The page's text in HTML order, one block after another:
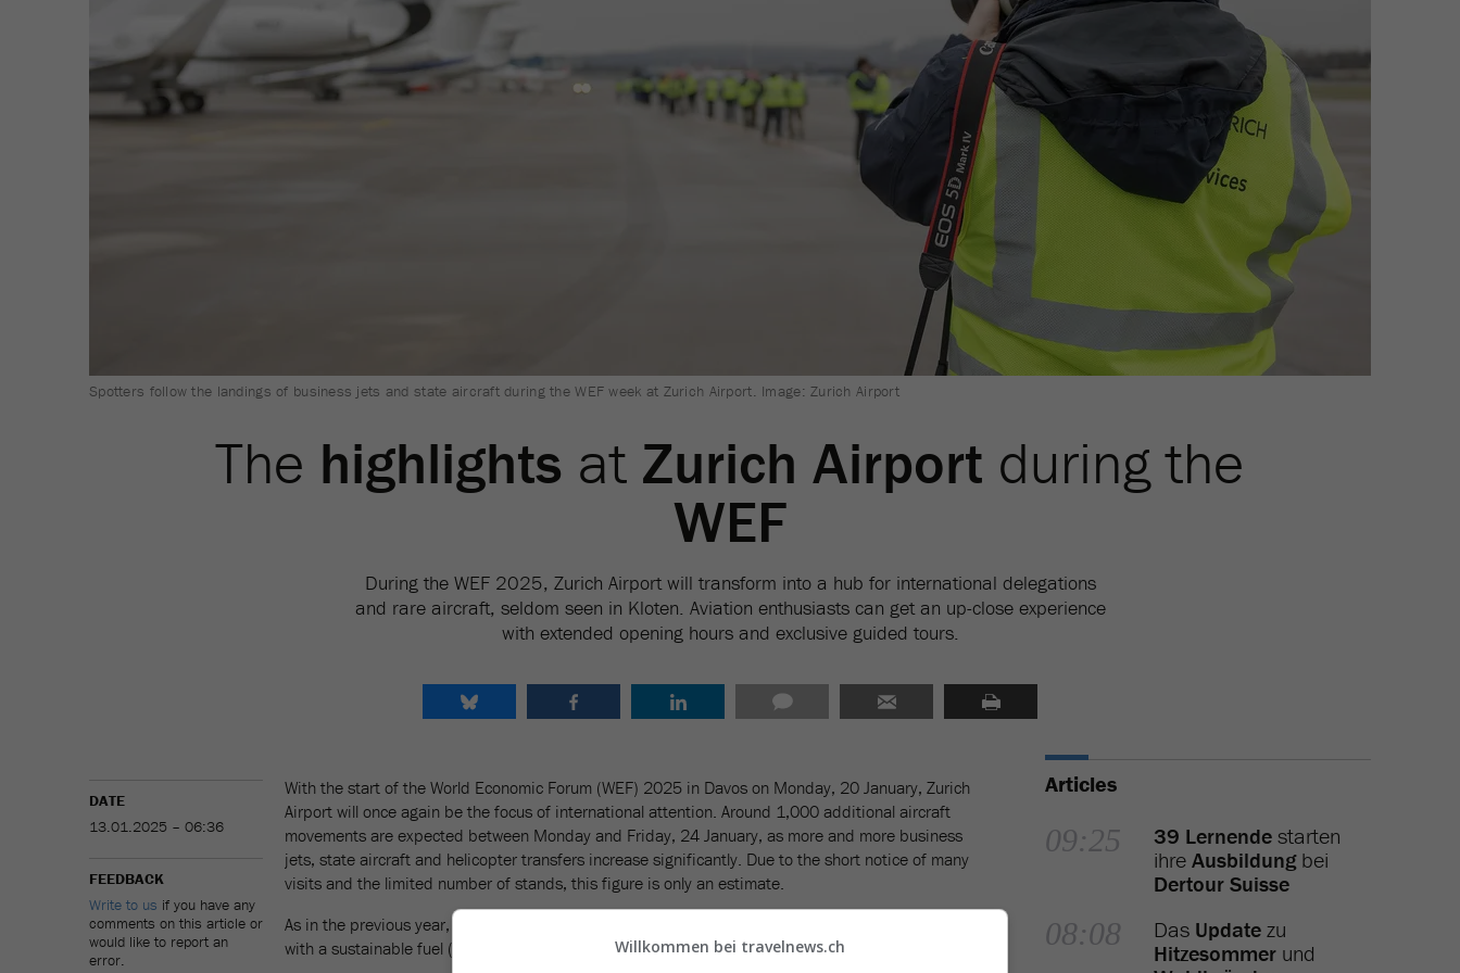
Spotters follow the landings of business jets and state aircraft during the WEF week at Zurich Airport. Image: Zurich Airport
The highlights at Zurich Airport during the
WEF
During the WEF 2025, Zurich Airport will transform into a hub for international delegations
and rare aircraft, seldom seen in Kloten. Aviation enthusiasts can get an up-close experience
with extended opening hours and exclusive guided tours.
DATE
13.01.2025 – 06:36
FEEDBACK
Write to us if you have any
comments on this article or
would like to report an
error.
With the start of the World Economic Forum (WEF) 2025 in Davos on Monday, 20 January, Zurich
Airport will once again be the focus of international attention. Around 1,000 additional aircraft
movements are expected between Monday and Friday, 24 January, as more and more business
jets, state aircraft and helicopter transfers increase significantly. Due to the short notice of many
visits and the limited number of stands, this figure is only an estimate.
As in the previous year, Jet Aviation is offering WEF guests the opportunity to refuel their aircraft
with a sustainable fuel (SAF), according to a press release from the airport.
Articles
09:25 39 Lernende starten
ihre Ausbildungbei
Dertour Suisse
08:08 Das Update zu
Hitzesommer und
Willkommen bei travelnews.ch